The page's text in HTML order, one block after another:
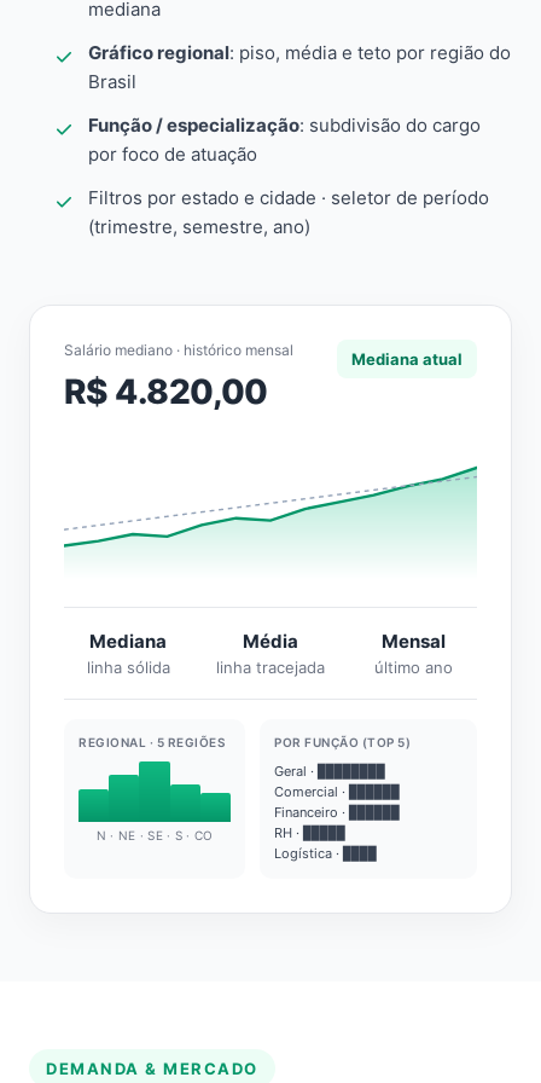
mediana
Gráfico regional: piso, média e teto por região do
Brasil
Função / especialização: subdivisão do cargo
por foco de atuação
Filtros por estado e cidade · seletor de período
(trimestre, semestre, ano)
Salário mediano · histórico mensal
R$ 4.820,00
Mediana atual
Mediana
linha sólida
Média
linha tracejada
Mensal
último ano
REGIONAL · 5 REGIÕES
N · NE · SE · S · CO
POR FUNÇÃO (TOP 5)
Geral · ████████
Comercial · ██████
Financeiro · ██████
RH · █████
Logística · ████
DEMANDA & MERCADO